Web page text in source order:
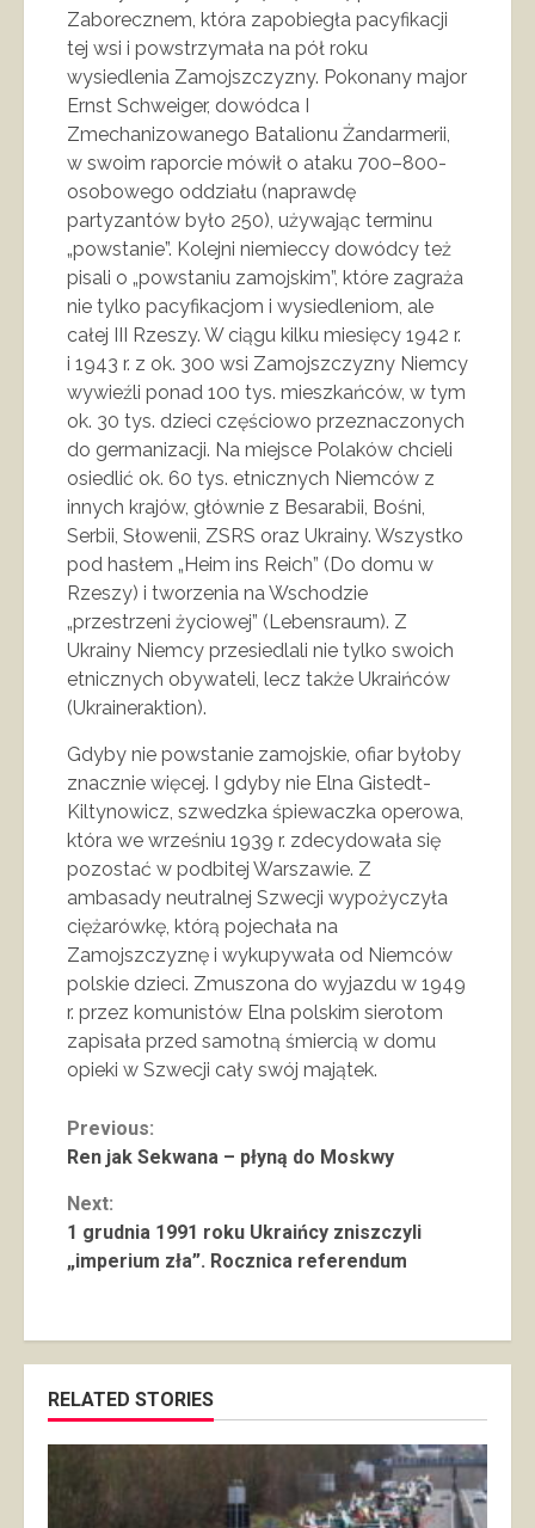
Zaborecznem, która zapobiegła pacyfikacji
tej wsi i powstrzymała na pół roku
wysiedlenia Zamojszczyzny. Pokonany major
Ernst Schweiger, dowódca I
Zmechanizowanego Batalionu Żandarmerii,
w swoim raporcie mówił o ataku 700–800-
osobowego oddziału (naprawdę
partyzantów było 250), używając terminu
„powstanie”. Kolejni niemieccy dowódcy też
pisali o „powstaniu zamojskim”, które zagraża
nie tylko pacyfikacjom i wysiedleniom, ale
całej III Rzeszy. W ciągu kilku miesięcy 1942 r.
i 1943 r. z ok. 300 wsi Zamojszczyzny Niemcy
wywieźli ponad 100 tys. mieszkańców, w tym
ok. 30 tys. dzieci częściowo przeznaczonych
do germanizacji. Na miejsce Polaków chcieli
osiedlić ok. 60 tys. etnicznych Niemców z
innych krajów, głównie z Besarabii, Bośni,
Serbii, Słowenii, ZSRS oraz Ukrainy. Wszystko
pod hasłem „Heim ins Reich” (Do domu w
Rzeszy) i tworzenia na Wschodzie
„przestrzeni życiowej” (Lebensraum). Z
Ukrainy Niemcy przesiedlali nie tylko swoich
etnicznych obywateli, lecz także Ukraińców
(Ukraineraktion).
Gdyby nie powstanie zamojskie, ofiar byłoby
znacznie więcej. I gdyby nie Elna Gistedt-
Kiltynowicz, szwedzka śpiewaczka operowa,
która we wrześniu 1939 r. zdecydowała się
pozostać w podbitej Warszawie. Z
ambasady neutralnej Szwecji wypożyczyła
ciężarówkę, którą pojechała na
Zamojszczyznę i wykupywała od Niemców
polskie dzieci. Zmuszona do wyjazdu w 1949
r. przez komunistów Elna polskim sierotom
zapisała przed samotną śmiercią w domu
opieki w Szwecji cały swój majątek.
Continue
Previous:
Ren jak Sekwana – płyną do Moskwy
Next:
1 grudnia 1991 roku Ukraińcy zniszczyli
„imperium zła”. Rocznica referendum
RELATED STORIES